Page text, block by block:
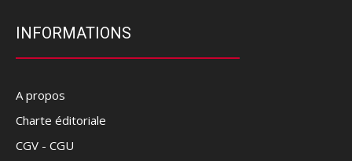
INFORMATIONS
A propos
Charte éditoriale
CGV - CGU